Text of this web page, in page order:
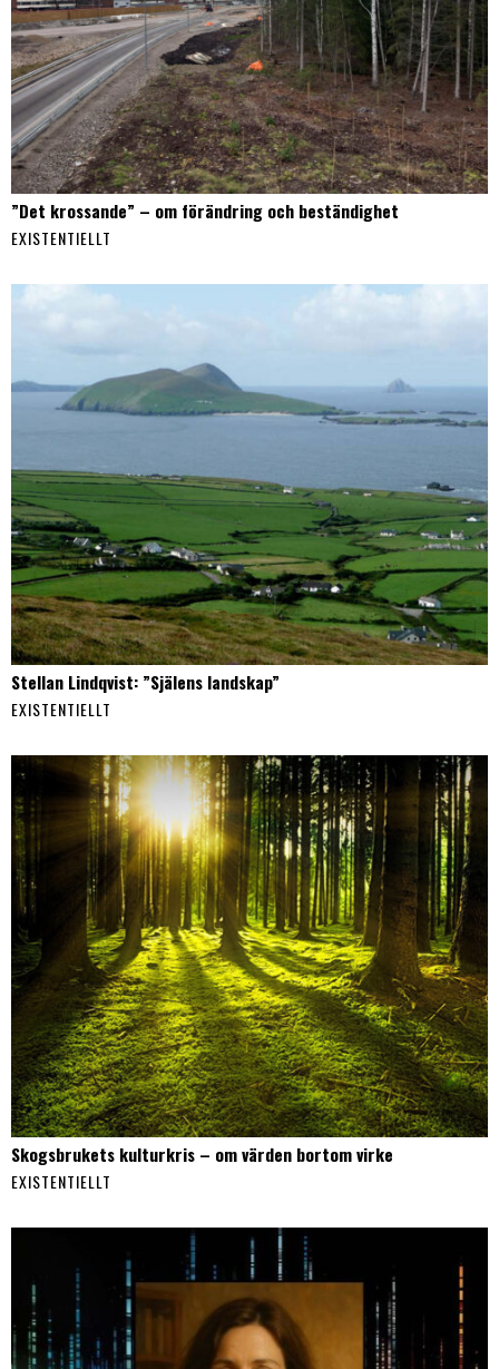
”Det krossande” – om förändring och beständighet
EXISTENTIELLT
Stellan Lindqvist: ”Själens landskap”
EXISTENTIELLT
Skogsbrukets kulturkris – om värden bortom virke
EXISTENTIELLT